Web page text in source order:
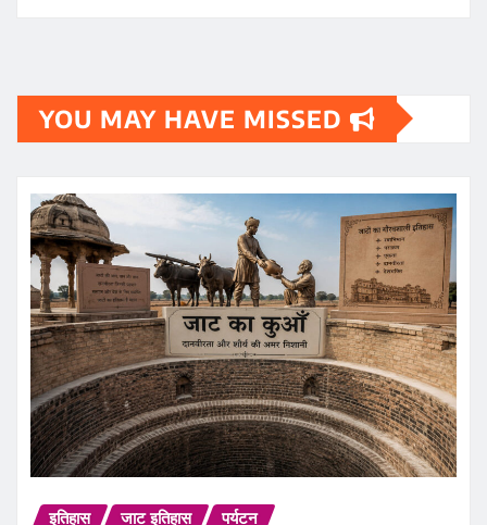
YOU MAY HAVE MISSED
इतिहास जाट इतिहास पर्यटन